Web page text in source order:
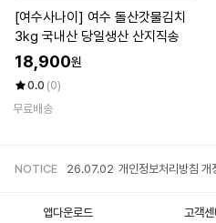
[여수사나이] 여수 돌산갓물김치
3kg 국내산 당일생산 산지직송
18,900원
0.0 (0)
무료배송
NOTICE 26.07.02 개인정보처리방침
25.12.05 개인정보처리방침 개
앱다운로드 고객센